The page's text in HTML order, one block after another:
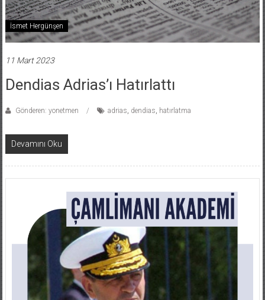
İsmet Hergünşen
11 Mart 2023
Dendias Adrias’ı Hatırlattı
Gönderen: yonetmen adrias dendias hatırlatma
Devamını Oku